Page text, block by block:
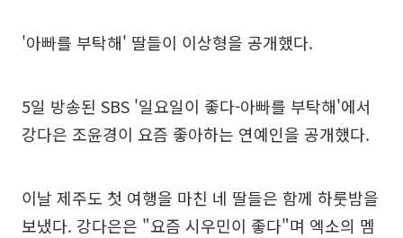
'아빠를 부탁해' 딸들이 이상형을 공개했다.
5일 방송된 SBS '일요일이 좋다-아빠를 부탁해'에서
강다은 조윤경이 요즘 좋아하는 연예인을 공개했다.
이날 제주도 첫 여행을 마친 네 딸들은 함께 하룻밤을
보냈다. 강다은은 "요즘 시우민이 좋다"며 엑소의 멤